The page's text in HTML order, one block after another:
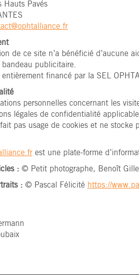
Hauts Pavés
de ce site n’a bénéficié d’aucune
publicitaire.
entièrement financé par la SEL
personnelles concernant les
légales de confidentialité
pas usage de cookies et ne stocke
est une plate-forme
: © Petit photographe, Benoît
: © Pascal Félicité https://